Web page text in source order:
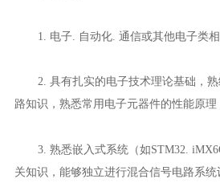
1. 电子. 自动化. 通信或其他电子类
2. 具有扎实的电子技术理论基础，
路知识，熟悉常用电子元器件的性能原理
3. 熟悉嵌入式系统（如STM32.
关知识，能够独立进行混合信号电路系统